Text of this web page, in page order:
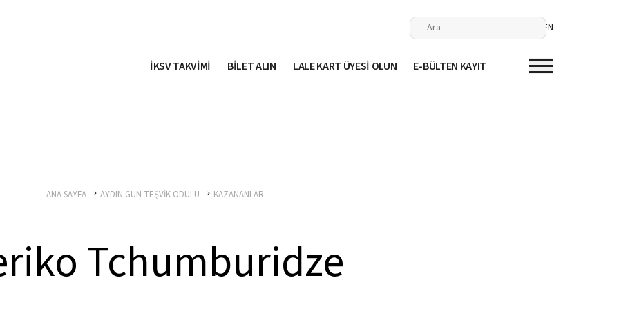
EN
İKSV TAKVİMİ BİLET ALIN LALE KART ÜYESİ OLUN E-BÜLTEN KAYIT
ANA SAYFA AYDIN GÜN TEŞVİK ÖDÜLÜ KAZANANLAR
Tchumburidze